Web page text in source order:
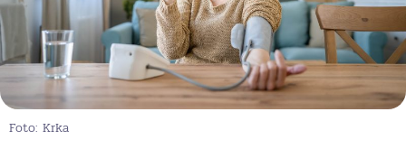
Foto: Krka